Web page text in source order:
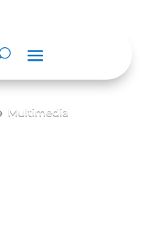
Multimedia